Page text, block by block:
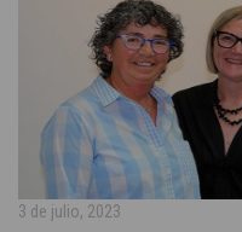
3 de julio, 2023